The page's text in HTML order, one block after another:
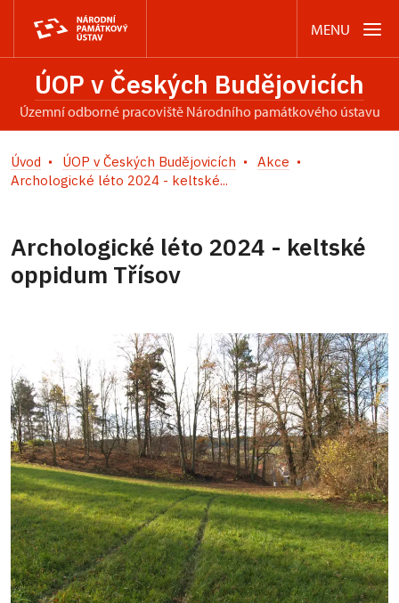
MENU
ÚOP v Českých Budějovicích
územní odborné pracoviště Národního památkového ústavu
Úvod ÚOP v Českých Budějovicích
Akce
Archologické léto 2024 - keltské...
Archologické léto 2024 - keltské
oppidum Třísov